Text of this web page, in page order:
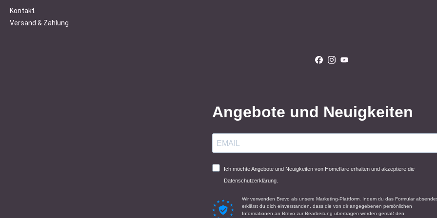
Kontakt
Versand & Zahlung
Angebote und Neuigkeiten
Ich möchte Angebote und Neuigkeiten von Homeflare erhalten und akzeptiere die
Datenschutzerklärung.
Wir verwenden Brevo als unsere Marketing-Plattform. Indem du das Formular
erklärst du dich einverstanden, dass die von dir angegebenen persönlichen
Informationen an Brevo zur Bearbeitung übertragen werden gemäß den